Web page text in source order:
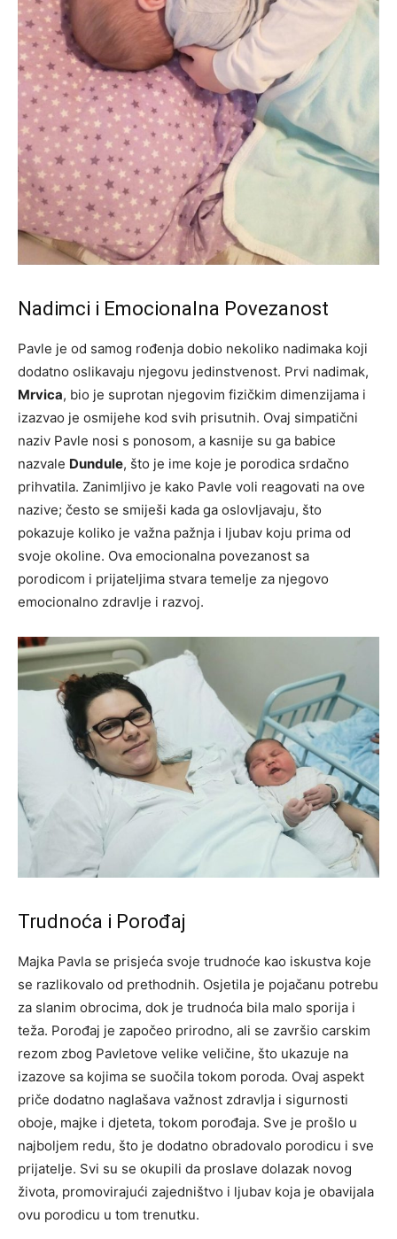
Nadimci i Emocionalna Povezanost
Pavle je od samog rođenja dobio nekoliko nadimaka koji
dodatno oslikavaju njegovu jedinstvenost. Prvi nadimak,
Mrvica, bio je suprotan njegovim fizičkim dimenzijama i
izazvao je osmijehe kod svih prisutnih. Ovaj simpatični
naziv Pavle nosi s ponosom, a kasnije su ga babice
nazvale Dundule, što je ime koje je porodica srdačno
prihvatila. Zanimljivo je kako Pavle voli reagovati na ove
nazive; često se smiješi kada ga oslovljavaju, što
pokazuje koliko je važna pažnja i ljubav koju prima od
svoje okoline. Ova emocionalna povezanost sa
porodicom i prijateljima stvara temelje za njegovo
emocionalno zdravlje i razvoj.
Trudnoća i Porođaj
Majka Pavla se prisjeća svoje trudnoće kao iskustva koje
se razlikovalo od prethodnih. Osjetila je pojačanu potrebu
za slanim obrocima, dok je trudnoća bila malo sporija i
teža. Porođaj je započeo prirodno, ali se završio carskim
rezom zbog Pavletove velike veličine, što ukazuje na
izazove sa kojima se suočila tokom poroda. Ovaj aspekt
priče dodatno naglašava važnost zdravlja i sigurnosti
oboje, majke i djeteta, tokom porođaja. Sve je prošlo u
najboljem redu, što je dodatno obradovalo porodicu i sve
prijatelje. Svi su se okupili da proslave dolazak novog
života, promovirajući zajedništvo i ljubav koja je obavijala
ovu porodicu u tom trenutku.